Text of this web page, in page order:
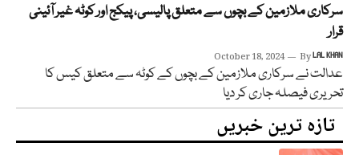
سرکاری ملازمین کے بچوں سے متعلق پالیسی، پیکج اور کوٹہ غیر آئینی
قرار
October 18, 2024 ByLAL KHAN
عدالت نے سرکاری ملازمین کے بچوں کے کوٹہ سے متعلق کیس کا
تحریری فیصلہ جاری کر دیا
تازہ ترین خبریں